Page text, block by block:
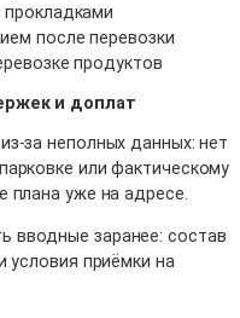
после перевозки
продуктов
и доплат
за неполных данных: нет
или фактическому
плана уже на адресе.
вводные заранее: состав
условия приёмки на